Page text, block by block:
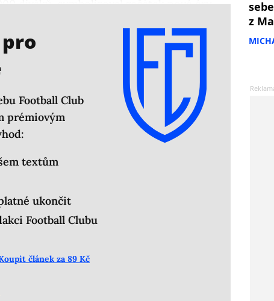
diváků, symbolizoval začátek nové éry
Football Club
prémiovým
textům
ukončit
Football Clubu
článek za 89 Kč
z